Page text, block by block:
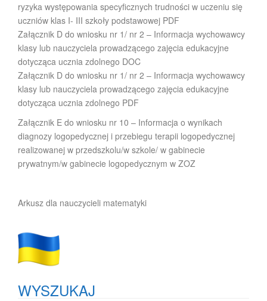
ryzyka występowania specyficznych trudności w uczeniu się
uczniów klas I- III szkoły podstawowej PDF
Załącznik D do wniosku nr 1/ nr 2 – Informacja wychowawcy
klasy lub nauczyciela prowadzącego zajęcia edukacyjne
dotycząca ucznia zdolnego DOC
Załącznik D do wniosku nr 1/ nr 2 – Informacja wychowawcy
klasy lub nauczyciela prowadzącego zajęcia edukacyjne
dotycząca ucznia zdolnego PDF
Załącznik E do wniosku nr 10 – Informacja o wynikach
diagnozy logopedycznej i przebiegu terapii logopedycznej
realizowanej w przedszkolu/w szkole/ w gabinecie
prywatnym/w gabinecie logopedycznym w ZOZ
Arkusz dla nauczycieli matematyki
WYSZUKAJ